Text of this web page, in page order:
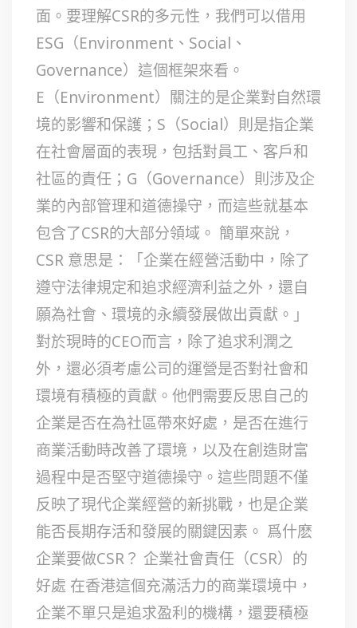
面。要理解CSR的多元性，我們可以借用
ESG（Environment、Social、
Governance）這個框架來看。
E（Environment）關注的是企業對自然環
境的影響和保護；S（Social）則是指企業
在社會層面的表現，包括對員工、客戶和
社區的責任；G（Governance）則涉及企
業的內部管理和道德操守，而這些就基本
包含了CSR的大部分領域。 簡單來說，
CSR 意思是：「企業在經營活動中，除了
遵守法律規定和追求經濟利益之外，還自
願為社會、環境的永續發展做出貢獻。」
對於現時的CEO而言，除了追求利潤之
外，還必須考慮公司的運營是否對社會和
環境有積極的貢獻。他們需要反思自己的
企業是否在為社區帶來好處，是否在進行
商業活動時改善了環境，以及在創造財富
過程中是否堅守道德操守。這些問題不僅
反映了現代企業經營的新挑戰，也是企業
能否長期存活和發展的關鍵因素。 爲什麽
企業要做CSR？ 企業社會責任（CSR）的
好處 在香港這個充滿活力的商業環境中，
企業不單只是追求盈利的機構，還要積極